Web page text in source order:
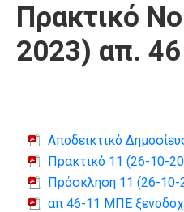
Επικοινωνία
Πρακτικό
2023) απ.
Αποδεικτικό
Πρακτικό 11 (26-10-
Πρόσκληση 11 (26-10-
απ 46-11 ΜΠΕ